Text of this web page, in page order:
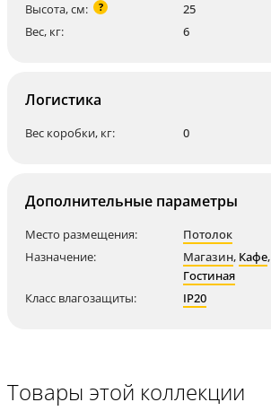
Высота, см: ?
25
Вес, кг:
6
Логистика
Вес коробки, кг: 0
Дополнительные параметры
Место размещения:
Потолок
Назначение:
Магазин, Кафе,
Гостиная
Класс влагозащиты:
IP20
Товары этой коллекции